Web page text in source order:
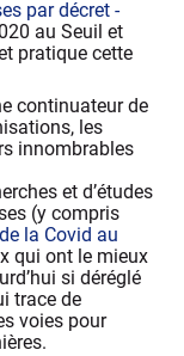
par décret -
au Seuil et
pratique cette
continuateur de
les
innombrables
et d’études
(y compris
la Covid au
qui ont le mieux
si déréglé
trace de
voies pour